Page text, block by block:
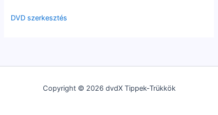
DVD szerkesztés
Copyright © 2026 dvdX Tippek-Trükkök